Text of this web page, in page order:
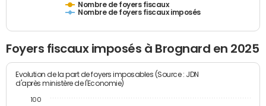
Nombre de foyers fiscaux
Nombre de foyers fiscaux imposés
Foyers fiscaux imposés à Brognard en 2025
Evolution de la part de foyers imposables (Source : JDN
d'après ministère de l'Economie)
100